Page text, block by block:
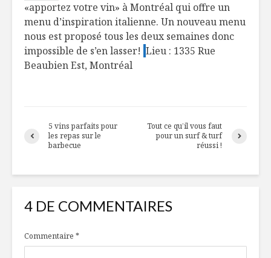
«apportez votre vin» à Montréal qui offre un
menu d’inspiration italienne. Un nouveau menu
nous est proposé tous les deux semaines donc
impossible de s’en lasser! Lieu : 1335 Rue
Beaubien Est, Montréal
5 vins parfaits pour
les repas sur le
barbecue
Tout ce qu’il vous faut
pour un surf & turf
réussi !
4 DE COMMENTAIRES
Commentaire *